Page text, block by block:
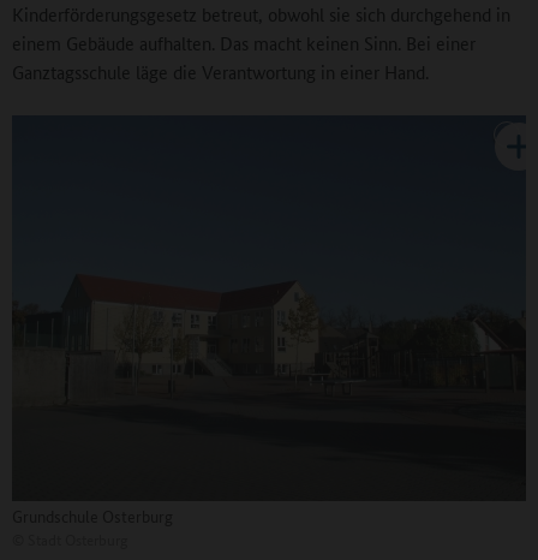
Kinderförderungsgesetz betreut, obwohl sie sich durchgehend in
einem Gebäude aufhalten. Das macht keinen Sinn. Bei einer
Ganztagsschule läge die Verantwortung in einer Hand.